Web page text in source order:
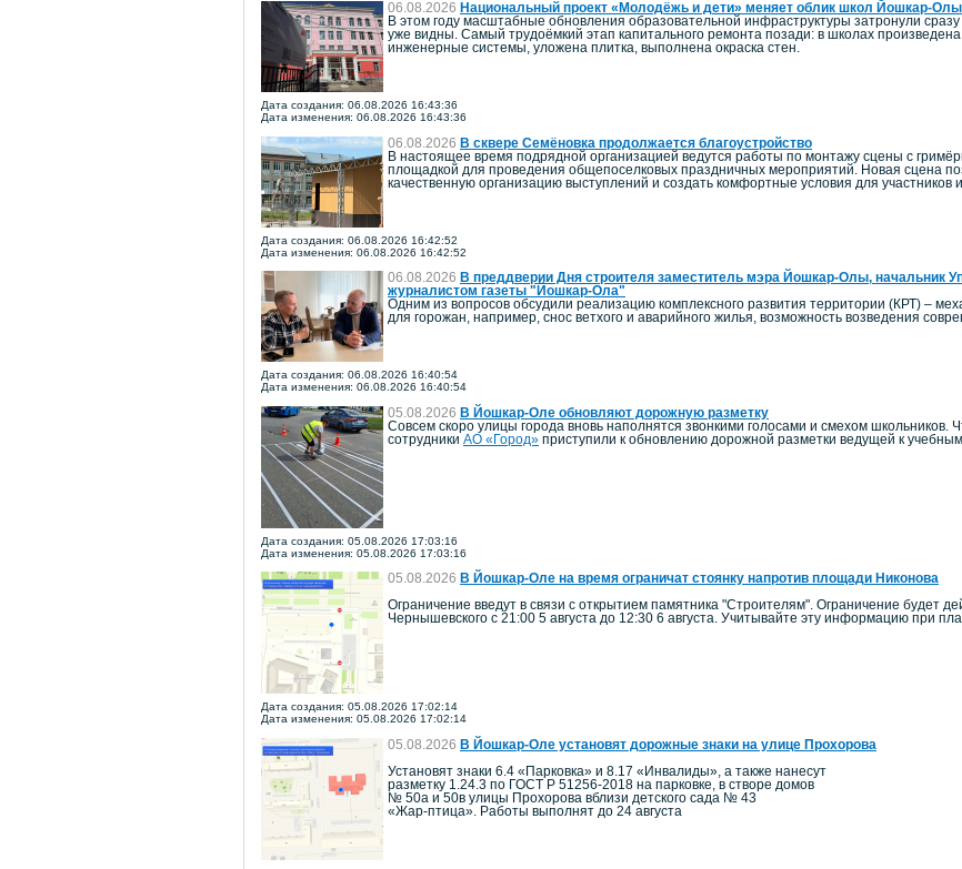
06.08.2026 Национальный проект «Молодёжь и дети» меняет облик школ Йошкар-Олы
В этом году масштабные обновления образовательной инфраструктуры затронули
уже видны. Самый трудоёмкий этап капитального ремонта позади: в школах
инженерные системы, уложена плитка, выполнена окраска стен.
Дата создания: 06.08.2026 16:43:36
Дата изменения: 06.08.2026 16:43:36
06.08.2026 В сквере Семёновка продолжается благоустройство
В настоящее время подрядной организацией ведутся работы по монтажу сцены с
площадкой для проведения общепоселковых праздничных мероприятий. Новая сцена
качественную организацию выступлений и создать комфортные условия для участников и
Дата создания: 06.08.2026 16:42:52
Дата изменения: 06.08.2026 16:42:52
06.08.2026 В преддверии Дня строителя заместитель мэра Йошкар-Олы, начальник
журналистом газеты "Йошкар-Ола"
Одним из вопросов обсудили реализацию комплексного развития территории (КРТ) –
для горожан, например, снос ветхого и аварийного жилья, возможность возведения
Дата создания: 06.08.2026 16:40:54
Дата изменения: 06.08.2026 16:40:54
05.08.2026 В Йошкар-Оле обновляют дорожную разметку
Совсем скоро улицы города вновь наполнятся звонкими голосами и смехом
сотрудники АО «Город» приступили к обновлению дорожной разметки ведущей к
Дата создания: 05.08.2026 17:03:16
Дата изменения: 05.08.2026 17:03:16
05.08.2026 В Йошкар-Оле на время ограничат стоянку напротив площади Никонова
Ограничение введут в связи с открытием памятника "Строителям". Ограничение будет
Чернышевского с 21:00 5 августа до 12:30 6 августа. Учитывайте эту информацию при
Дата создания: 05.08.2026 17:02:14
Дата изменения: 05.08.2026 17:02:14
05.08.2026 В Йошкар-Оле установят дорожные знаки на улице Прохорова
Установят знаки 6.4 «Парковка» и 8.17 «Инвалиды», а также нанесут
разметку 1.24.3 по ГОСТ Р 51256-2018 на парковке, в створе домов
№ 50а и 50в улицы Прохорова вблизи детского сада № 43
«Жар-птица». Работы выполнят до 24 августа